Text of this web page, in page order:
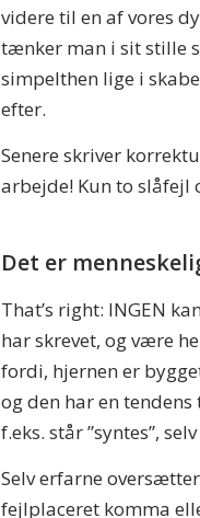
videre til en af vores
tænker man i sit stille
simpelthen lige i
efter.
Senere skriver
arbejde! Kun to slåfejl
Det er
That’s right: INGEN
har skrevet, og være
fordi, hjernen er
og den har en
f.eks. står ”syntes”,
Selv erfarne
fejlplaceret komma